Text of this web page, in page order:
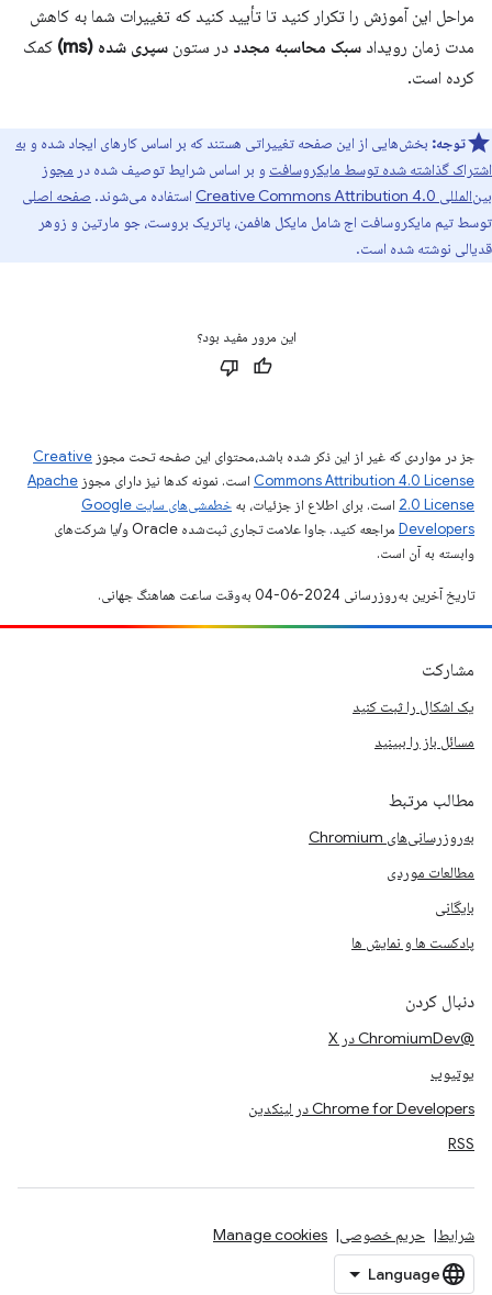
مراحل این آموزش را تکرار کنید تا تأیید کنید که تغییرات شما به کاهش
مدت زمان رویداد سبک محاسبه مجدد در ستون سپری شده (ms)
کمک
کرده است.
توجه: بخش‌هایی از این صفحه تغییراتی هستند که بر اساس کارهای ایجاد شده و به
اشتراک گذاشته شده توسط مایکروسافت و بر اساس شرایط توصیف شده در مجوز
بین‌المللی Creative Commons Attribution 4.0
استفاده می‌شوند. صفحه اصلی
توسط تیم مایکروسافت اج شامل مایکل هافمن، پاتریک بروست، جو مارتین و زوهر
قدیالی نوشته شده است.
این مرور مفید بود؟
جز در مواردی که غیر از این ذکر شده باشد،‌محتوای این صفحه تحت مجوز Creative
Commons Attribution 4.0 License است. نمونه کدها نیز دارای مجوز Apache
2.0 License است. برای اطلاع از جزئیات، به
خطمشی‌های سایت Google
Developers‏
مراجعه کنید. جاوا علامت تجاری ثبت‌شده Oracle و/یا شرکت‌های
وابسته به آن است.
تاریخ آخرین به‌روزرسانی 2024-06-04 به‌وقت ساعت هماهنگ جهانی.
مشارکت
یک اشکال را ثبت کنید
مسائل باز را ببینید
مطالب مرتبط
به‌روزرسانی‌های Chromium
مطالعات موردی
بایگانی
پادکست ها و نمایش ها
دنبال کردن
@ChromiumDev در X
یوتیوب
Chrome for Developers در لینکدین
RSS
شرایط حریم خصوصی Manage cookies